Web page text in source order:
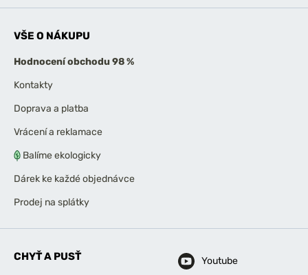
VŠE O NÁKUPU
Hodnocení obchodu 98 %
Kontakty
Doprava a platba
Vrácení a reklamace
Balíme ekologicky
Dárek ke každé objednávce
Prodej na splátky
CHYŤ A PUSŤ
Youtube